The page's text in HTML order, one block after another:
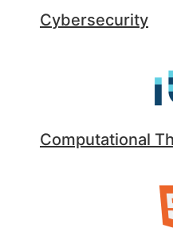
Cybersecurity
Computational